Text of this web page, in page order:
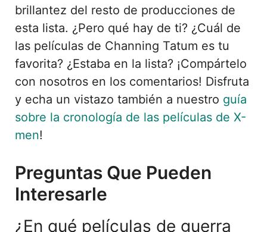
brillantez del resto de producciones de
esta lista. ¿Pero qué hay de ti? ¿Cuál de
las películas de Channing Tatum es tu
favorita? ¿Estaba en la lista? ¡Compártelo
con nosotros en los comentarios! Disfruta
y echa un vistazo también a nuestro guía
sobre la cronología de las películas de X-
men!
Preguntas Que Pueden
Interesarle
¿En qué películas de guerra